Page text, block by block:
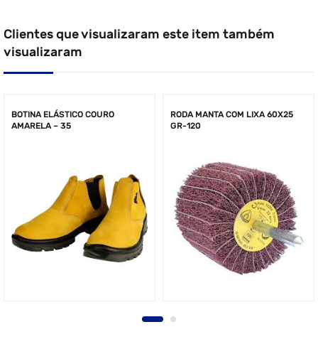
Clientes que visualizaram este item também
visualizaram
BOTINA ELÁSTICO COURO
AMARELA – 35
RODA MANTA COM LIXA 60X25
GR-120